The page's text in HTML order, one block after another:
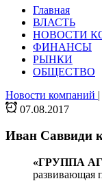
Главная
ВЛАСТЬ
НОВОСТИ
ФИНАНСЫ
РЫНКИ
ОБЩЕСТВО
Новости компаний |
07.08.2017
Иван Саввиди
«ГРУППА
развивающая